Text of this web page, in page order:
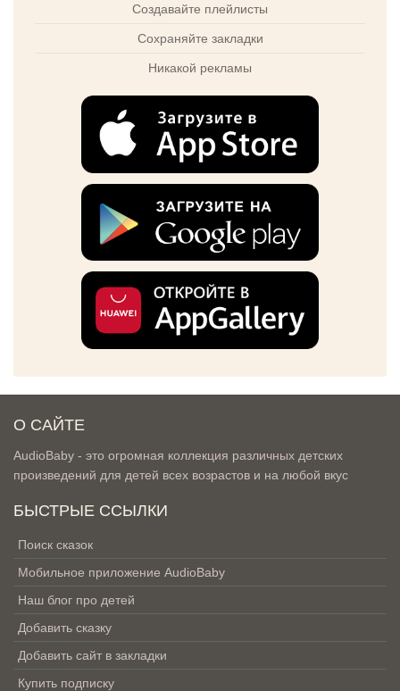
Создавайте плейлисты
Сохраняйте закладки
Никакой рекламы
О САЙТЕ
AudioBaby - это огромная коллекция различных детских
произведений для детей всех возрастов и на любой вкус
БЫСТРЫЕ ССЫЛКИ
Поиск сказок
Мобильное приложение AudioBaby
Наш блог про детей
Добавить сказку
Добавить сайт в закладки
Купить подписку